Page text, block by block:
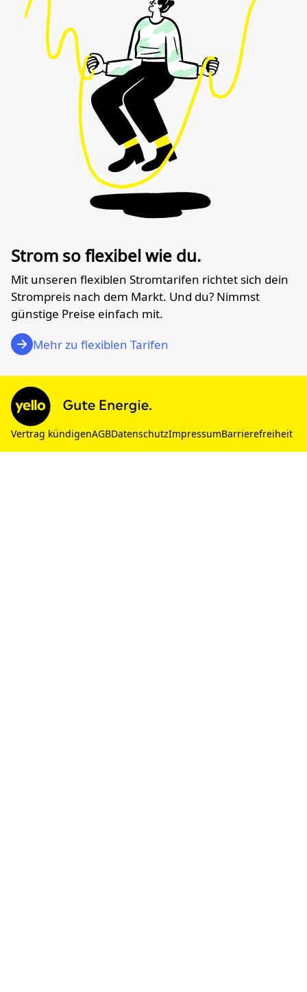
Strom so flexibel wie du.
Mit unseren flexiblen Stromtarifen richtet sich dein
Strompreis nach dem Markt. Und du? Nimmst
günstige Preise einfach mit.
Mehr zu flexiblen Tarifen
Vertrag kündigenAGBDatenschutzImpressumBarrierefreiheit